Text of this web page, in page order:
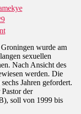
on
🇿🇦
🇳🇱
Freispruch
aus
Mangel
an
Beweisen
wurde am
sexuellen
Nach Ansicht des
werden. Die
Jahren gefordert.
der
soll von 1999 bis